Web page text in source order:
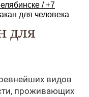
/ +7
для человека
для
видов
проживающих